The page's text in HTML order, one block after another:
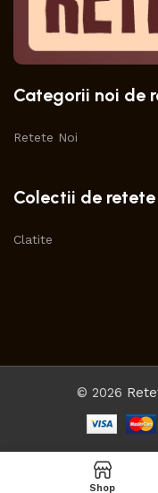
Categorii noi de
Retete Noi
Colectii de retete
Clatite
© 2026
Shop